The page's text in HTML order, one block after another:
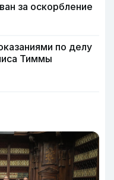
за оскорбление
по делу
Тиммы